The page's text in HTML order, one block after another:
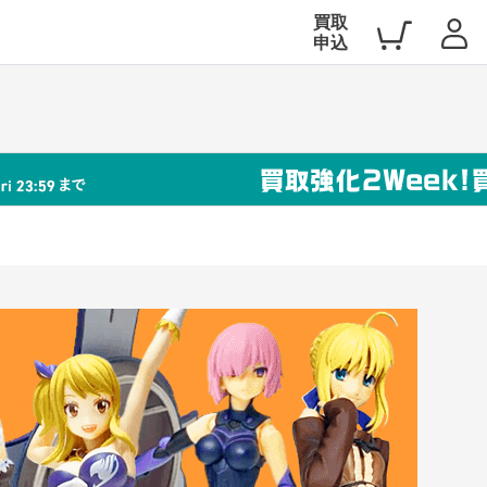
買取
申込